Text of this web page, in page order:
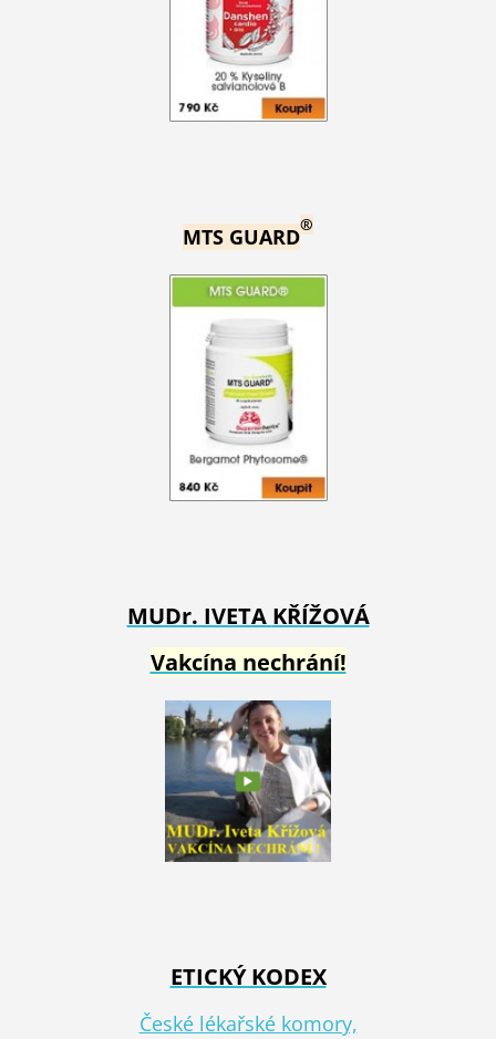
MTS GUARD®
MUDr. IVETA KŘÍŽOVÁ
Vakcína nechrání!
ETICKÝ KODEX
České lékařské komory,